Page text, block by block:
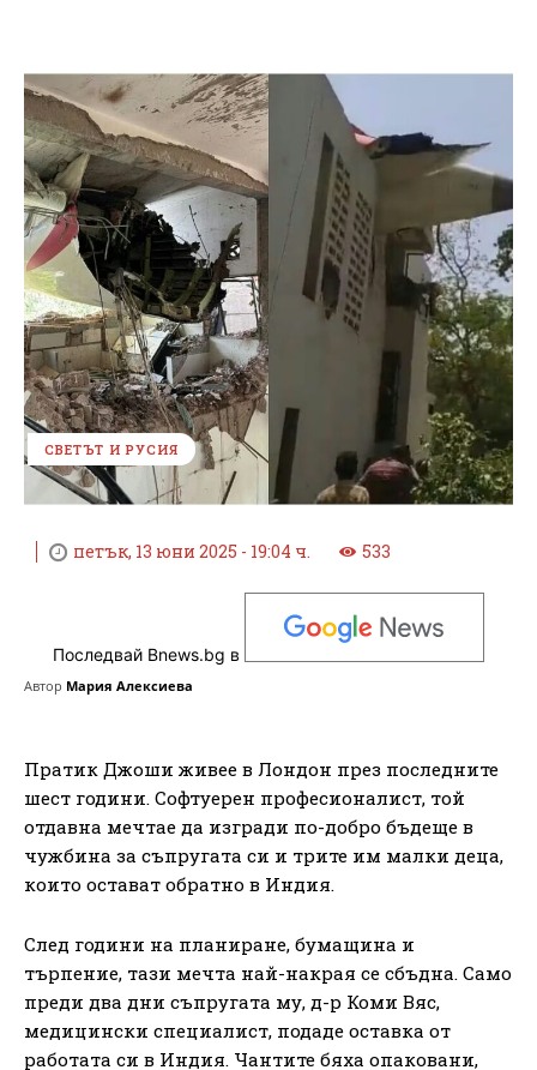
СВЕТЪТ И РУСИЯ
петък, 13 юни 2025 - 19:04 ч. 533
Последвай Bnews.bg в
Автор Мария Алексиева
Пратик Джоши живее в Лондон през последните
шест години. Софтуерен професионалист, той
отдавна мечтае да изгради по-добро бъдеще в
чужбина за съпругата си и трите им малки деца,
които остават обратно в Индия.
След години на планиране, бумащина и
търпение, тази мечта най-накрая се сбъдна. Само
преди два дни съпругата му, д-р Коми Вяс,
медицински специалист, подаде оставка от
работата си в Индия. Чантите бяха опаковани,